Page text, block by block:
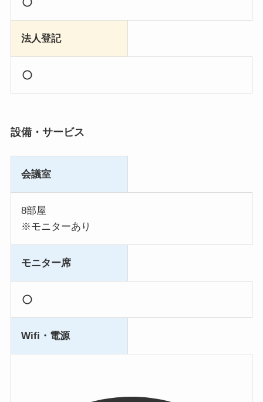
法人登記
設備・サービス
会議室
8部屋
※モニターあり
モニター席
Wifi・電源